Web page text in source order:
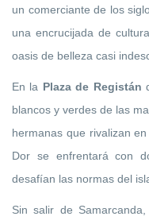
un comerciante de los
una encrucijada de
oasis de belleza casi
En la Plaza de Registán
blancos y verdes de las
hermanas que rivalizan
Dor se enfrentará con
desafían las normas del
Sin salir de